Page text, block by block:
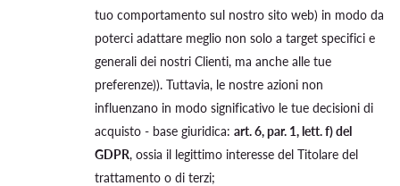
tuo comportamento sul nostro sito web) in modo da
poterci adattare meglio non solo a target specifici e
generali dei nostri Clienti, ma anche alle tue
preferenze)). Tuttavia, le nostre azioni non
influenzano in modo significativo le tue decisioni di
acquisto - base giuridica: art. 6, par. 1, lett. f) del
GDPR, ossia il legittimo interesse del Titolare del
trattamento o di terzi;